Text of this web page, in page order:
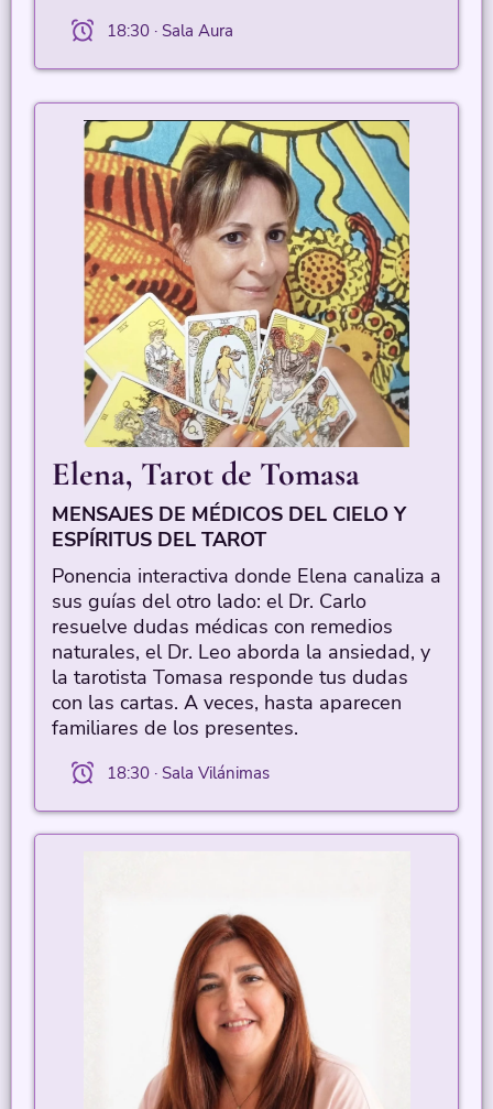
18:30 · Sala Aura
Elena, Tarot de Tomasa
MENSAJES DE MÉDICOS DEL CIELO Y
ESPÍRITUS DEL TAROT
Ponencia interactiva donde Elena canaliza a
sus guías del otro lado: el Dr. Carlo
resuelve dudas médicas con remedios
naturales, el Dr. Leo aborda la ansiedad, y
la tarotista Tomasa responde tus dudas
con las cartas. A veces, hasta aparecen
familiares de los presentes.
18:30 · Sala Vilánimas